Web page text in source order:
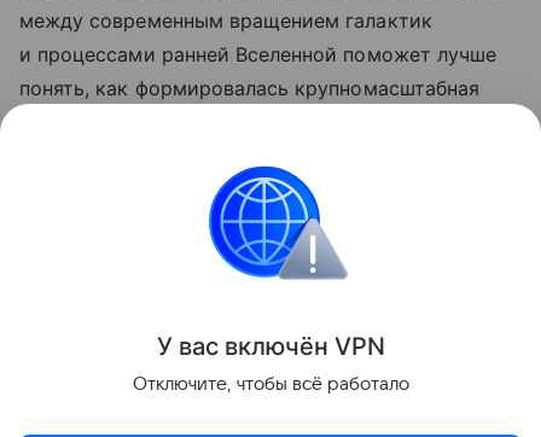
между современным вращением галактик
и процессами ранней Вселенной поможет лучше
понять, как формировалась крупномасштабная
компонентов Вселенной.
Поделиться
У вас включён VPN
Отключите, чтобы всё работало